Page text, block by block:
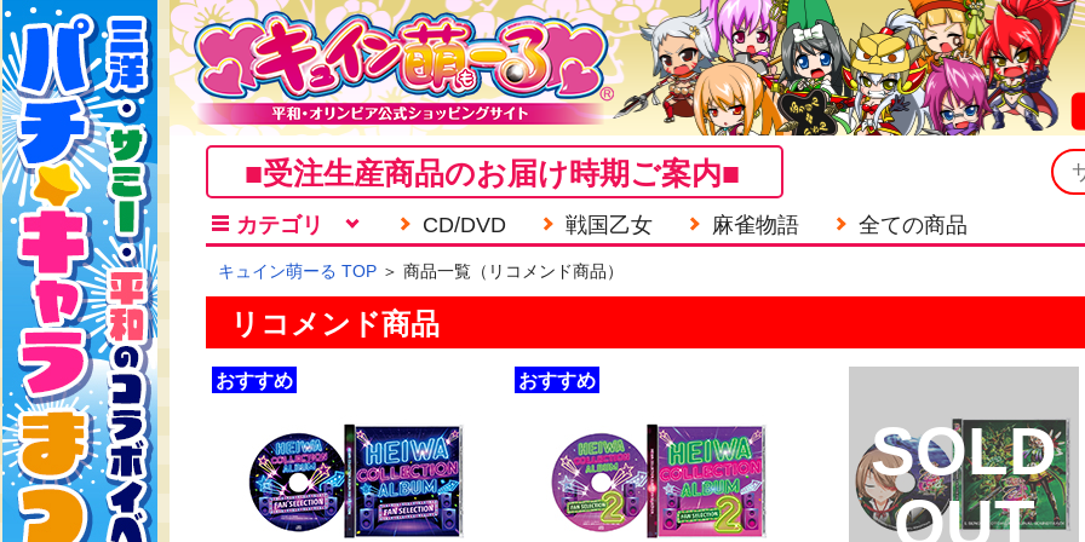
■受注生産商品のお届け時期ご案内■
カテゴリ CD/DVD 戦国乙女 麻雀物語 全ての商品
キュイン萌ーる TOP ＞ 商品一覧（リコメンド商品）
リコメンド商品
おすすめ おすすめ
SOLD
OUT